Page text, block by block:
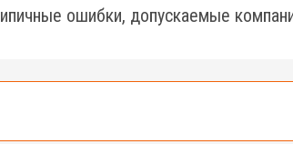
ошибки, допускаемые